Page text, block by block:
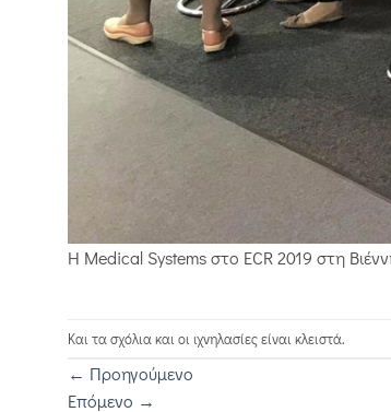
Η Medical Systems στο ECR 2019 στη
Και τα σχόλια και οι ιχνηλασίες είναι κλειστά.
← Προηγούμενο
Επόμενο →